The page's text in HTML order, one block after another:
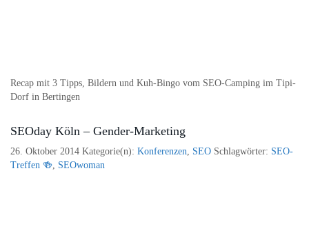
Recap mit 3 Tipps, Bildern und Kuh-Bingo vom SEO-Camping im Tipi-
Dorf in Bertingen
SEOday Köln – Gender-Marketing
26. Oktober 2014 Kategorie(n): Konferenzen, SEO Schlagwörter: SEO-
Treffen 🍻, SEOwoman